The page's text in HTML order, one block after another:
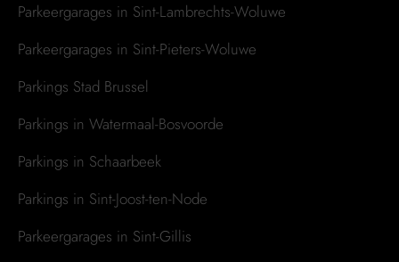
Parkeergarages in Sint-Lambrechts-Woluwe
Parkeergarages in Sint-Pieters-Woluwe
Parkings Stad Brussel
Parkings in Watermaal-Bosvoorde
Parkings in Schaarbeek
Parkings in Sint-Joost-ten-Node
Parkeergarages in Sint-Gillis